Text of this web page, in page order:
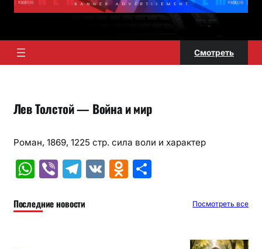
Смотреть
Лев Толстой — Война и мир
Роман, 1869, 1225 стр. сила воли и характер
W
at
Vi
er
T
e
V O О
Последние новости Посмотреть все